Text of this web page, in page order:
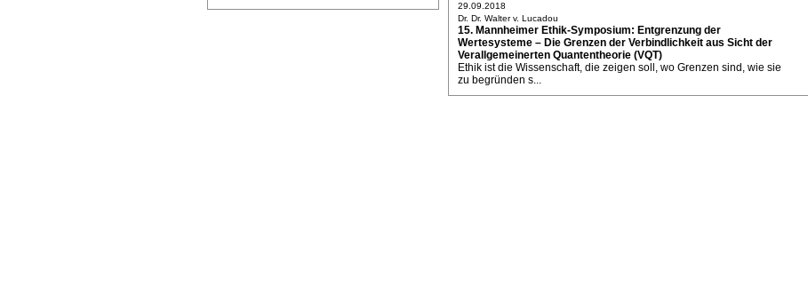
29.09.2018
Dr. Dr. Walter v. Lucadou
15. Mannheimer Ethik-Symposium: Entgrenzung der
Wertesysteme – Die Grenzen der Verbindlichkeit aus Sicht der
Verallgemeinerten Quantentheorie (VQT)
Ethik ist die Wissenschaft, die zeigen soll, wo Grenzen sind, wie sie
zu begründen s...